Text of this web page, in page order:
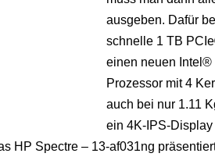
ausgeben. Dafür
schnelle 1 TB
einen neuen
Prozessor mit 4
auch bei nur 1.11
ein 4K-IPS-
HP Spectre – 13-af031ng